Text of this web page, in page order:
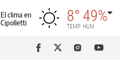
El clima en
Cipolletti
8°
TEMP
49%
HUM